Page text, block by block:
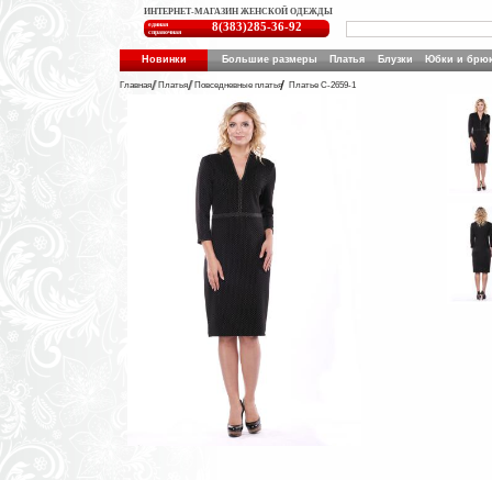
ИНТЕРНЕТ-МАГАЗИН ЖЕНСКОЙ ОДЕЖДЫ
единая
справочная
8(383)285-36-92
Новинки Большие размеры Платья Блузки Юбки и
Главная Платья Повседневные платья Платье C-2659-1